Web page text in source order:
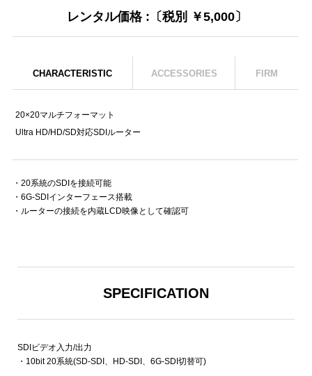
レンタル価格 :〔税別 ￥5,000〕
CHARACTERISTIC ACCESSORIES FIRM
20×20マルチフォーマット
Ultra HD/HD/SD対応SDIルーター
・20系統のSDIを接続可能
・6G-SDIインターフェース搭載
・ルーターの接続を内蔵LCD映像として確認可
SPECIFICATION
SDIビデオ入力/出力
・10bit 20系統(SD-SDI、HD-SDI、6G-SDI切替可)